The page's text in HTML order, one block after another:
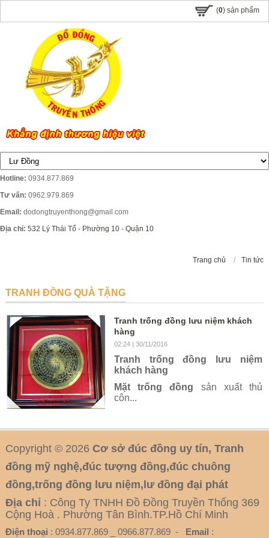
(0) sản phẩm
Hotline: 0934.877.869
Tư vấn: 0962.979.869
Email: dodongtruyenthong@gmail.com
Địa chỉ: 532 Lý Thái Tổ - Phường 10 - Quận 10
Trang chủ / Tin tức
TRANH ĐỒNG QUÀ TẶNG
Tranh trống đồng lưu niệm khách
hàng
02:24| 30/11/2016
Tranh trống đồng lưu niệm
khách hàng
Mặt trống đồng sản xuất thủ
côn...
Copyright © 2026 Cơ sở đúc đồng uy tín, Tranh
đồng mỹ nghệ,đúc tượng đồng,đúc chuông
đồng,trống đồng lưu niệm,lư đồng đại phát
Địa chỉ : Công Ty TNHH Đồ Đồng Truyền Thống 369
Cộng Hoà . Phường Tân Bình.TP.Hồ Chí Minh
Điện thoại : 0934.877.869 _ 0966.877.869 - Email :